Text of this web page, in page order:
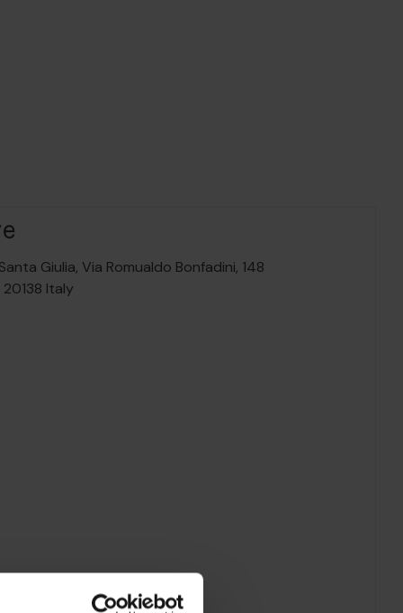
Giulia, Via Romualdo Bonfadini, 148
20138 Italy